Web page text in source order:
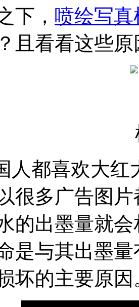
下， 喷绘写真
且看看这些原
人都喜欢大
很多广告图
的出墨量就
是与其出墨
坏的主要原因